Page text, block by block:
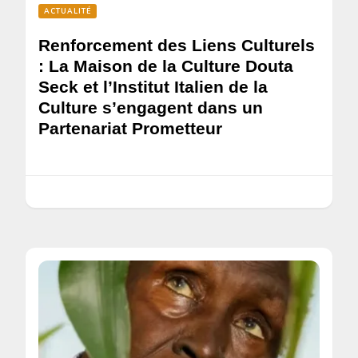
ACTUALITÉ
Renforcement des Liens Culturels
: La Maison de la Culture Douta
Seck et l’Institut Italien de la
Culture s’engagent dans un
Partenariat Prometteur